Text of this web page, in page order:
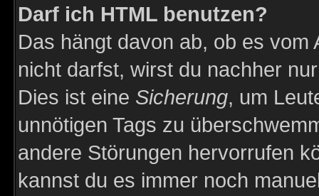
Darf ich HTML benutzen?
Das hängt davon ab, ob es
nicht darfst, wirst du nachher
Dies ist eine Sicherung, um
unnötigen Tags zu
andere Störungen hervorrufen
kannst du es immer noch